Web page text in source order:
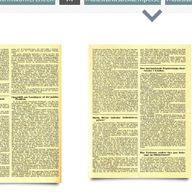
Danzig De Samvirkende Fagforbund Den internationale
Raad Frit Danmark Fyn G
Jylland K Kölnische Zeitung Königsberg
den danske Moskva N Naar Danmark
Franklin D. Rusland S San Francisco Schmidt,
Karl Gustav Svend Staahl-Gruppen Sørensen, Karl Børge
Ø Østersøen Øvreschlesien